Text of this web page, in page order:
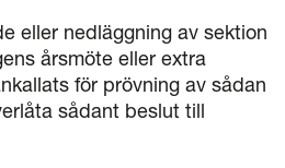
eller nedläggning av sektion
årsmöte eller extra
för prövning av sådan
sådant beslut till